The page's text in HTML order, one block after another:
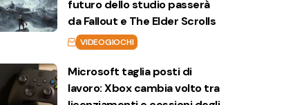
futuro dello studio passerà
da Fallout e The Elder Scrolls
VIDEOGIOCHI
Microsoft taglia posti di
lavoro: Xbox cambia volto tra